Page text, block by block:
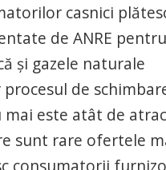
casnici
de ANRE pentru
și gazele naturale
de
este atât de
sunt rare ofertele
consumatorii